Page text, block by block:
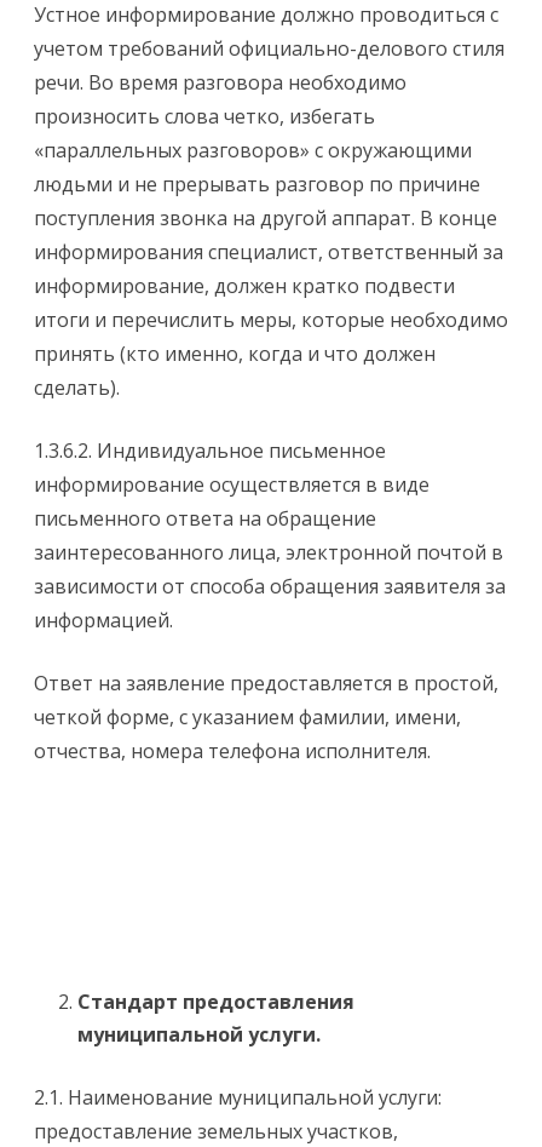
Устное информирование должно проводиться с
учетом требований официально-делового стиля
речи. Во время разговора необходимо
произносить слова четко, избегать
«параллельных разговоров» с окружающими
людьми и не прерывать разговор по причине
поступления звонка на другой аппарат. В конце
информирования специалист, ответственный за
информирование, должен кратко подвести
итоги и перечислить меры, которые необходимо
принять (кто именно, когда и что должен
сделать).
1.3.6.2. Индивидуальное письменное
информирование осуществляется в виде
письменного ответа на обращение
заинтересованного лица, электронной почтой в
зависимости от способа обращения заявителя за
информацией.
Ответ на заявление предоставляется в простой,
четкой форме, с указанием фамилии, имени,
отчества, номера телефона исполнителя.
Стандарт предоставления
муниципальной услуги.
2.1. Наименование муниципальной услуги:
предоставление земельных участков,